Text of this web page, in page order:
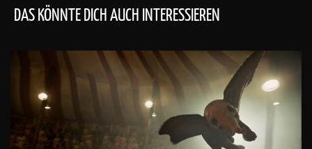
DAS KÖNNTE DICH AUCH INTERESSIEREN